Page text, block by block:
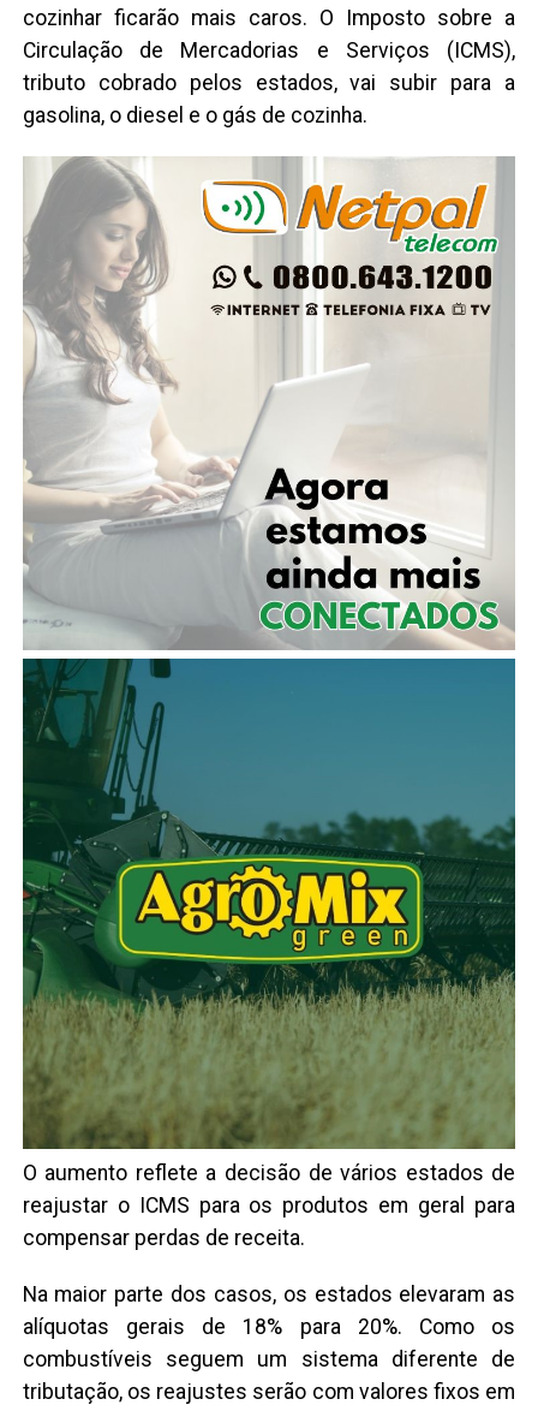
cozinhar ficarão mais caros. O Imposto sobre a
Circulação de Mercadorias e Serviços (ICMS),
tributo cobrado pelos estados, vai subir para a
gasolina, o diesel e o gás de cozinha.
O aumento reflete a decisão de vários estados de
reajustar o ICMS para os produtos em geral para
compensar perdas de receita.
Na maior parte dos casos, os estados elevaram as
alíquotas gerais de 18% para 20%. Como os
combustíveis seguem um sistema diferente de
tributação, os reajustes serão com valores fixos em